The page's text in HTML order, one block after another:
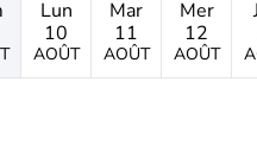
Lun
10
AOÛT
Mar
11
AOÛT
Mer
12
AOÛT